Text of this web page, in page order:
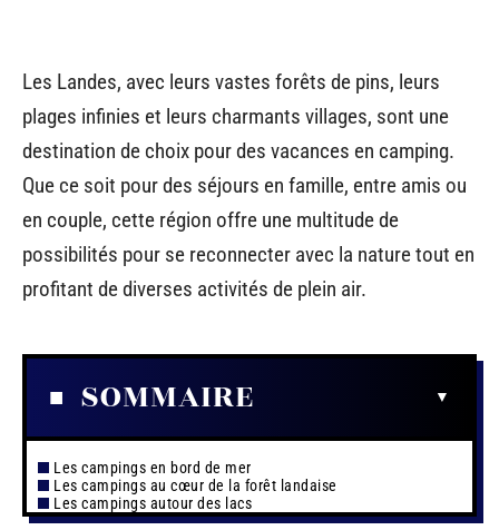
Les Landes, avec leurs vastes forêts de pins, leurs
plages infinies et leurs charmants villages, sont une
destination de choix pour des vacances en camping.
Que ce soit pour des séjours en famille, entre amis ou
en couple, cette région offre une multitude de
possibilités pour se reconnecter avec la nature tout en
profitant de diverses activités de plein air.
SOMMAIRE
Les campings en bord de mer
Les campings au cœur de la forêt landaise
Les campings autour des lacs